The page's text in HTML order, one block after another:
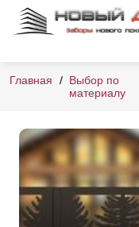
Главная
Выбор по
материалу